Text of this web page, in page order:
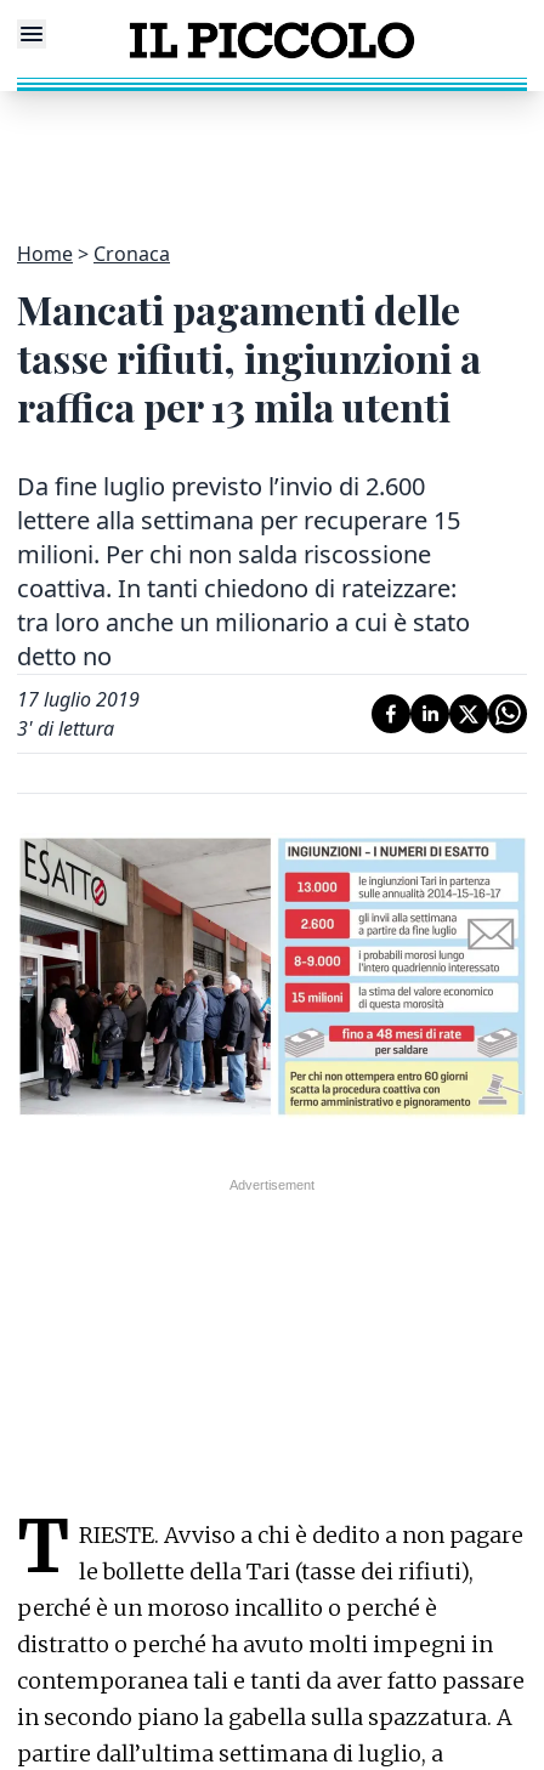
Home Cronaca
Mancati pagamenti delle
tasse rifiuti, ingiunzioni a
raffica per 13 mila utenti
Da fine luglio previsto l’invio di 2.600
lettere alla settimana per recuperare 15
milioni. Per chi non salda riscossione
coattiva. In tanti chiedono di rateizzare:
tra loro anche un milionario a cui è stato
detto no
17 luglio 2019
3' di lettura
T RIESTE. Avviso a chi è dedito a non pagare
le bollette della Tari (tasse dei rifiuti),
perché è un moroso incallito o perché è
distratto o perché ha avuto molti impegni in
contemporanea tali e tanti da aver fatto passare
in secondo piano la gabella sulla spazzatura. A
partire dall’ultima settimana di luglio, a